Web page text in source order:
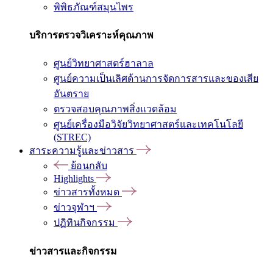
พิพิธภัณฑ์สมุนไพร
บริการตรวจวิเคราะห์คุณภาพ
ศูนย์วิทยาศาสตร์ฮาลาล
ศูนย์ความเป็นเลิศด้านการจัดการสารและของเสีย
อันตราย
ตรวจสอบคุณภาพสิ่งแวดล้อม
ศูนย์เครื่องมือวิจัยวิทยาศาสตร์และเทคโนโลยี
(STREC)
สาระความรู้และข่าวสาร
ย้อนกลับ
Highlights
ข่าวสารทั้งหมด
ข่าวจุฬาฯ
ปฏิทินกิจกรรม
ข่าวสารและกิจกรรม